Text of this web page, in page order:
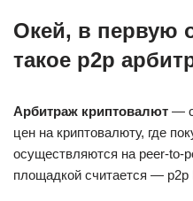
Окей, в первую
такое p2p
Арбитраж криптовалют —
цен на криптовалюту, где
осуществляются на peer-to-
площадкой считается — p2p